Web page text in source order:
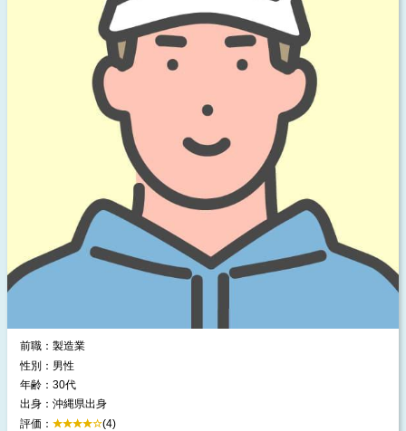
前職：製造業
性別：男性
年齢：30代
出身：沖縄県出身
評価：
(4)